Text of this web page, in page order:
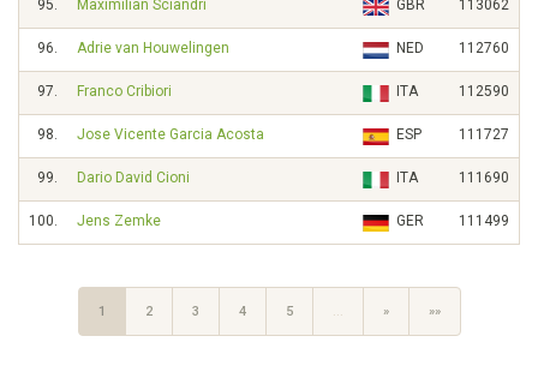
95. Maximilian Sciandri GBR 113062
96. Adrie van Houwelingen NED 112760
97. Franco Cribiori ITA 112590
98. Jose Vicente Garcia Acosta ESP 111727
99. Dario David Cioni ITA 111690
100. Jens Zemke GER 111499
1 2 3 4 5 … » »»